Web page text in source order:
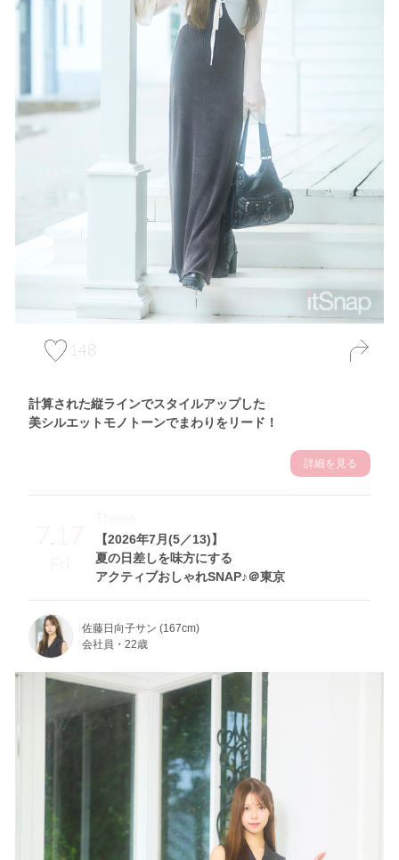
148
計算された縦ラインでスタイルアップした
美シルエットモノトーンでまわりをリード！
詳細を見る
7.17
Fri
【2026年7月(5／13)】
夏の日差しを味方にする
アクティブおしゃれSNAP♪＠東京
Theme
佐藤日向子サン (167cm)
会社員・22歳